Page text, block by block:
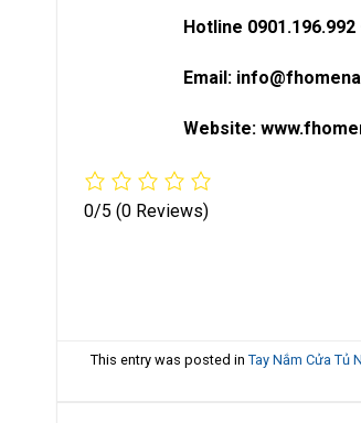
Hotline
Email:
Website:
0/5 (0 Reviews)
This entry was posted in Tay Nắm Cửa Tủ